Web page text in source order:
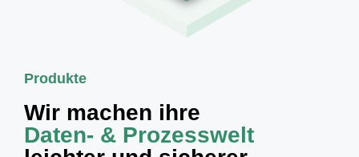
Produkte
Wir machen ihre
Daten- & Prozesswelt